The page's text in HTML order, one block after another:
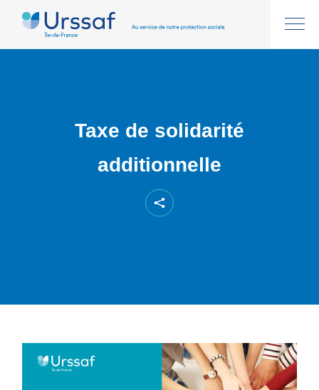
Taxe de solidarité
additionnelle